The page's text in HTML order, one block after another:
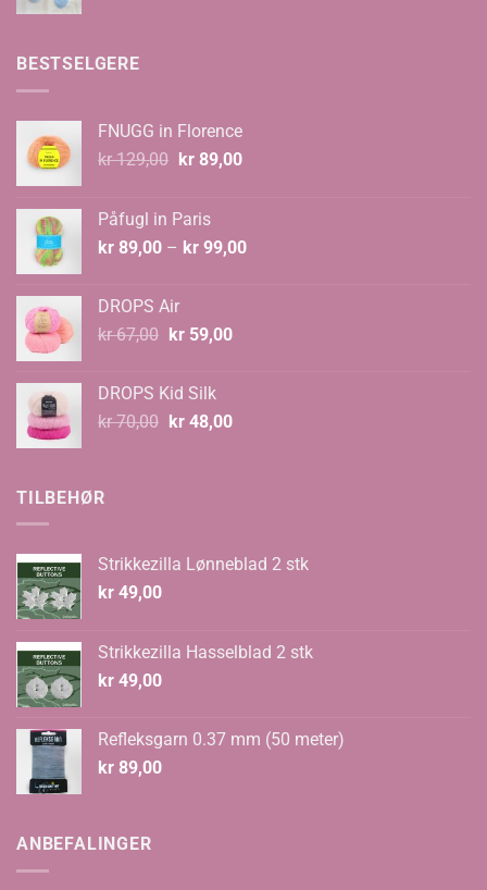
BESTSELGERE
FNUGG in Florence
kr129,00 Opprinnelig
kr 129,00.
kr89,00Nåværende
Påfugl in Paris
kr 89,00 – kr 99,00Prisområde:
DROPS Air
kr67,00 Opprinnelig
kr 67,00.
kr59,00Nåværende
DROPS Kid Silk
kr70,00 Opprinnelig
kr48,00Nåværende
TILBEHØR
Strikkezilla Lønneblad 2 stk
kr 49,00
Strikkezilla Hasselblad 2 stk
kr 49,00
Refleksgarn 0.37 mm (50 meter)
kr 89,00
ANBEFALINGER